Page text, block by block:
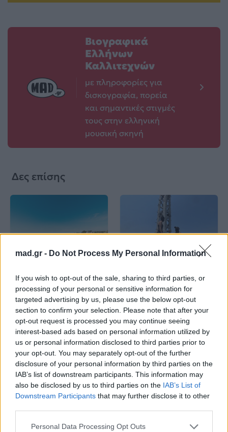
mad.gr - Do Not Process My Personal Information
If you wish to opt-out of the sale, sharing to third parties, or
processing of your personal or sensitive information for
targeted advertising by us, please use the below opt-out
section to confirm your selection. Please note that after your
opt-out request is processed you may continue seeing
interest-based ads based on personal information utilized by
us or personal information disclosed to third parties prior to
your opt-out. You may separately opt-out of the further
disclosure of your personal information by third parties on the
IAB’s list of downstream participants. This information may
also be disclosed by us to third parties on the IAB’s List of
Downstream Participants that may further disclose it to other
Personal Data Processing Opt Outs
Βιογραφικά
Ελλήνων
Καλλιτεχνών
με πληροφορίες για
δισκογραφία, πορεία
και σημαντικές στιγμές
τους στην ελληνική
μουσική σκηνή
Δες επίσης
Life
Καλοκαίρι στην Αττική
με επιφυλάξεις – Ποιες
παραλίες έχουν
χαρακτηριστεί
ακατάλληλες
04.07.2026
Life
Το πιο επικίνδυνο
«Will you marry me?»
που έχουμε δει ποτέ –
Το ζευγάρι που
σκαρφάλωσε στο
Empire State Building
02.07.2026